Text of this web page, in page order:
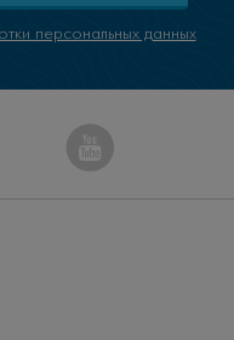
персональных данных